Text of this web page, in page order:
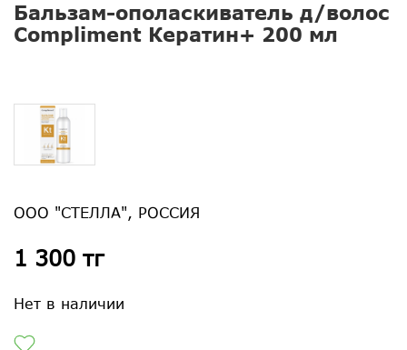
Бальзам-ополаскиватель д/волос
Compliment Кератин+ 200 мл
ООО "СТЕЛЛА", РОССИЯ
1 300 тг
Нет в наличии